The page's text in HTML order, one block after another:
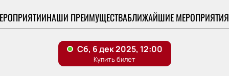
НАШИ ПРЕИМУЩЕСТВАБЛИЖАЙШИЕ МЕРОПРИЯТИЯ